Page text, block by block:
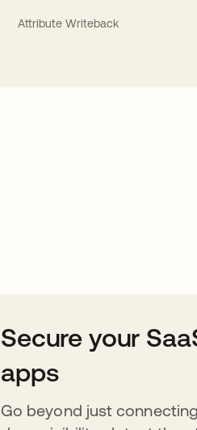
Attribute Writeback
Secure your
apps
Go beyond just